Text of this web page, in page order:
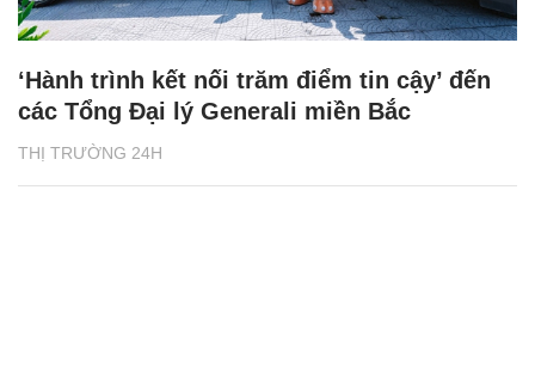
THỊ TRƯỜNG 24H
‘Hành trình kết nối trăm điểm tin cậy’ đến
các Tổng Đại lý Generali miền Bắc